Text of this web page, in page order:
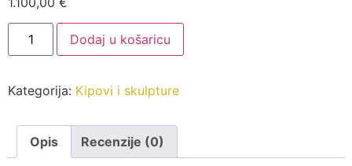
Masivan
mramorni
stup
Dodaj u košaricu
Kategorija: Kipovi i skulpture
Opis Recenzije (0)